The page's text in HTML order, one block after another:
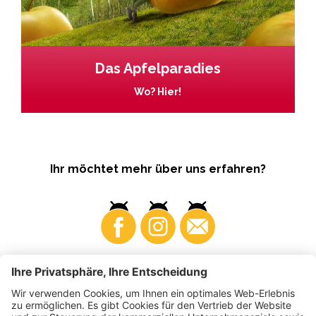
Das Apfelparadies
Wo? Hier!
Ihr möchtet mehr über uns erfahren?
Business Produzenten